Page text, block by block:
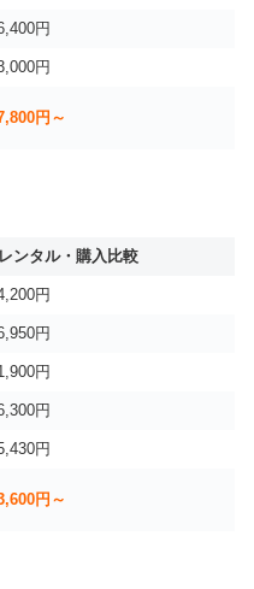
円
円
円～
ンタル・購入比較
円
円
円
円
円
円～